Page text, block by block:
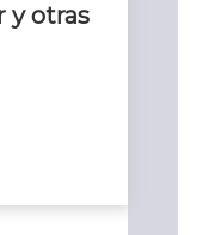
y otras